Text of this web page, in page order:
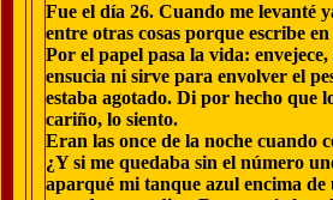
Fue el día 26. Cuando me levanté
entre otras cosas porque escribe
Por el papel pasa la vida:
ensucia ni sirve para envolver el
estaba agotado. Di por hecho que
cariño, lo siento.
Eran las once de la noche cuando
¿Y si me quedaba sin el número
aparqué mi tanque azul encima de